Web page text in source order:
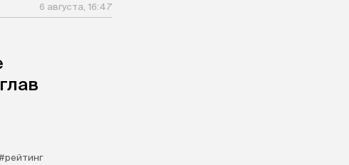
6 августа, 16:47